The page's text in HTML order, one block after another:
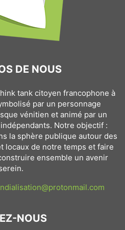
DE NOUS
tank citoyen francophone à
par un personnage
vénitien et animé par un
Notre objectif :
la sphère publique autour des
locaux de notre temps et faire
ensemble un avenir
NOUS